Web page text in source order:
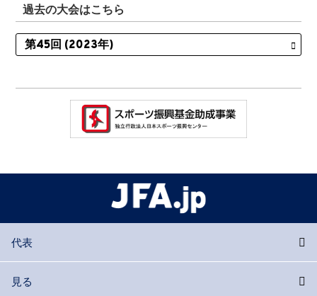
過去の大会はこちら
代表
見る